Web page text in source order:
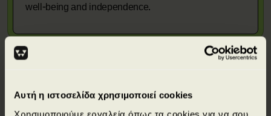
Αυτή η ιστοσελίδα χρησιμοποιεί cookies
Χρησιμοποιούμε εργαλεία όπως τα cookies για να σου
well-being and independence.
Απόκτησε πιστοποιήσεις από κορυφαίους